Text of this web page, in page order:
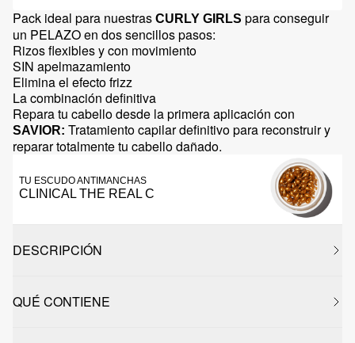
Pack ideal para nuestras CURLY GIRLS para conseguir
un PELAZO en dos sencillos pasos:
Rizos flexibles y con movimiento
SIN apelmazamiento
Elimina el efecto frizz
La combinación definitiva
Repara tu cabello desde la primera aplicación con
SAVIOR: Tratamiento capilar definitivo para reconstruir y
reparar totalmente tu cabello dañado.
TU ESCUDO ANTIMANCHAS
CLINICAL THE REAL C
DESCRIPCIÓN
QUÉ CONTIENE